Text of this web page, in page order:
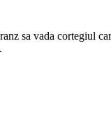
sa vada cortegiul